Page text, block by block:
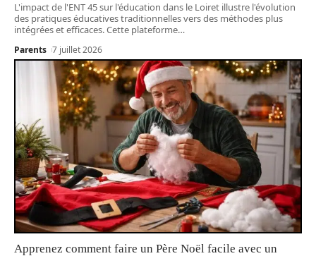
L'impact de l'ENT 45 sur l'éducation dans le Loiret illustre l'évolution
des pratiques éducatives traditionnelles vers des méthodes plus
intégrées et efficaces. Cette plateforme…
Parents 7 juillet 2026
Apprenez comment faire un Père Noël facile avec un